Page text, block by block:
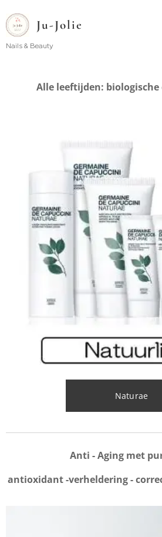
Ju-Jolie
Nails & Beauty
Alle leeftijden:
Naturae
Anti - Aging met
antioxidant -verheldering -